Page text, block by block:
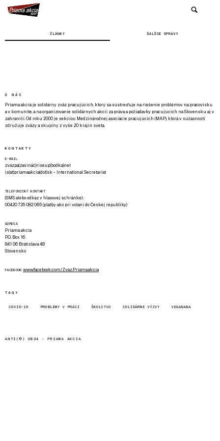
ČLÁNKY ĎALŠIE SPRÁVY
O NÁS
Priama akcia je solidárny zväz pracujúcich, ktorý sa sústreďuje na riešenie problémov na pracovisku
a v komunite, a na organizovanie solidárnych akcií za práva a požiadavky pracujúcich na Slovensku aj v
zahraničí. Od roku 2000 je sekciou Medzinárodnej asociácie pracujúcich (MAP), ktorá v súčasnosti
združuje zväzy a skupiny z vyše 20 krajín sveta.
KONTAKTY
E-MAIL
zvazpa(zavináč)riseup(bodka)net
is(at)priamaakcia(dot)sk - International Secretariat
TELEFONICKÝ KONTAKT
(SMS alebo odkaz v hlasovej schránke):
00420 735 082 065 (platby ako pri volaní do Českej republiky)
ADRESA
Priama akcia
P.O. Box 16
841 06 Bratislava 48
Slovensko
FACEBOOK www.facebook.com/Zvaz.Priama.akcia
TAGY
COVID-19 PROBLÉMY V PRÁCI ŠKOLSTVO SOLIDÁRNE VÝZVY VEGANANA
ANTI(©) 2024 - PRIAMA AKCIA